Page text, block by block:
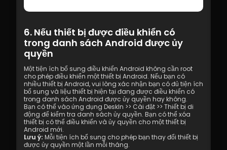
6. Nếu thiết bị được điều khiển có
trong danh sách Android được ủy
quyền
Một tiện ích bổ sung điều khiển Android không cần root
cho phép điều khiển một thiết bị Android. Nếu bạn có
nhiều thiết bị Android, vui lòng xác nhận bạn có đủ tiện ích
bổ sung và liệu thiết bị hiện tại đang được điều khiển có
trong danh sách Android được ủy quyền hay không.
Bạn có thể vào ứng dụng DeskIn >> Cài đặt >> Thiết bị di
động để kiểm tra danh sách ủy quyền. Bạn có thể xóa
thiết bị có thể điều khiển và ủy quyền cho một thiết bị
Android mới.
Lưu ý: Mỗi tiện ích bổ sung cho phép bạn thay đổi thiết bị
được ủy quyền một lần mỗi tháng.